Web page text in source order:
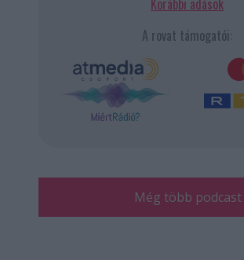
Korábbi adások
A rovat támogatói:
Még több podcast